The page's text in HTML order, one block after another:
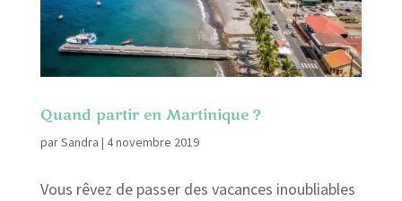
Quand partir en Martinique ?
parSandra | 4 novembre 2019
Vous rêvez de passer des vacances inoubliables